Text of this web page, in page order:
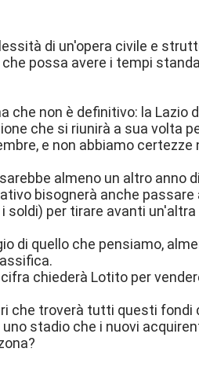
di un'opera civile e
possa avere i tempi
che non è definitivo: la Lazio
che si riunirà a sua volta
e non abbiamo certezze
almeno un altro anno
bisognerà anche passare
soldi) per tirare avanti
di quello che pensiamo,
chiederà Lotito per
che troverà tutti questi fondi
stadio che i nuovi